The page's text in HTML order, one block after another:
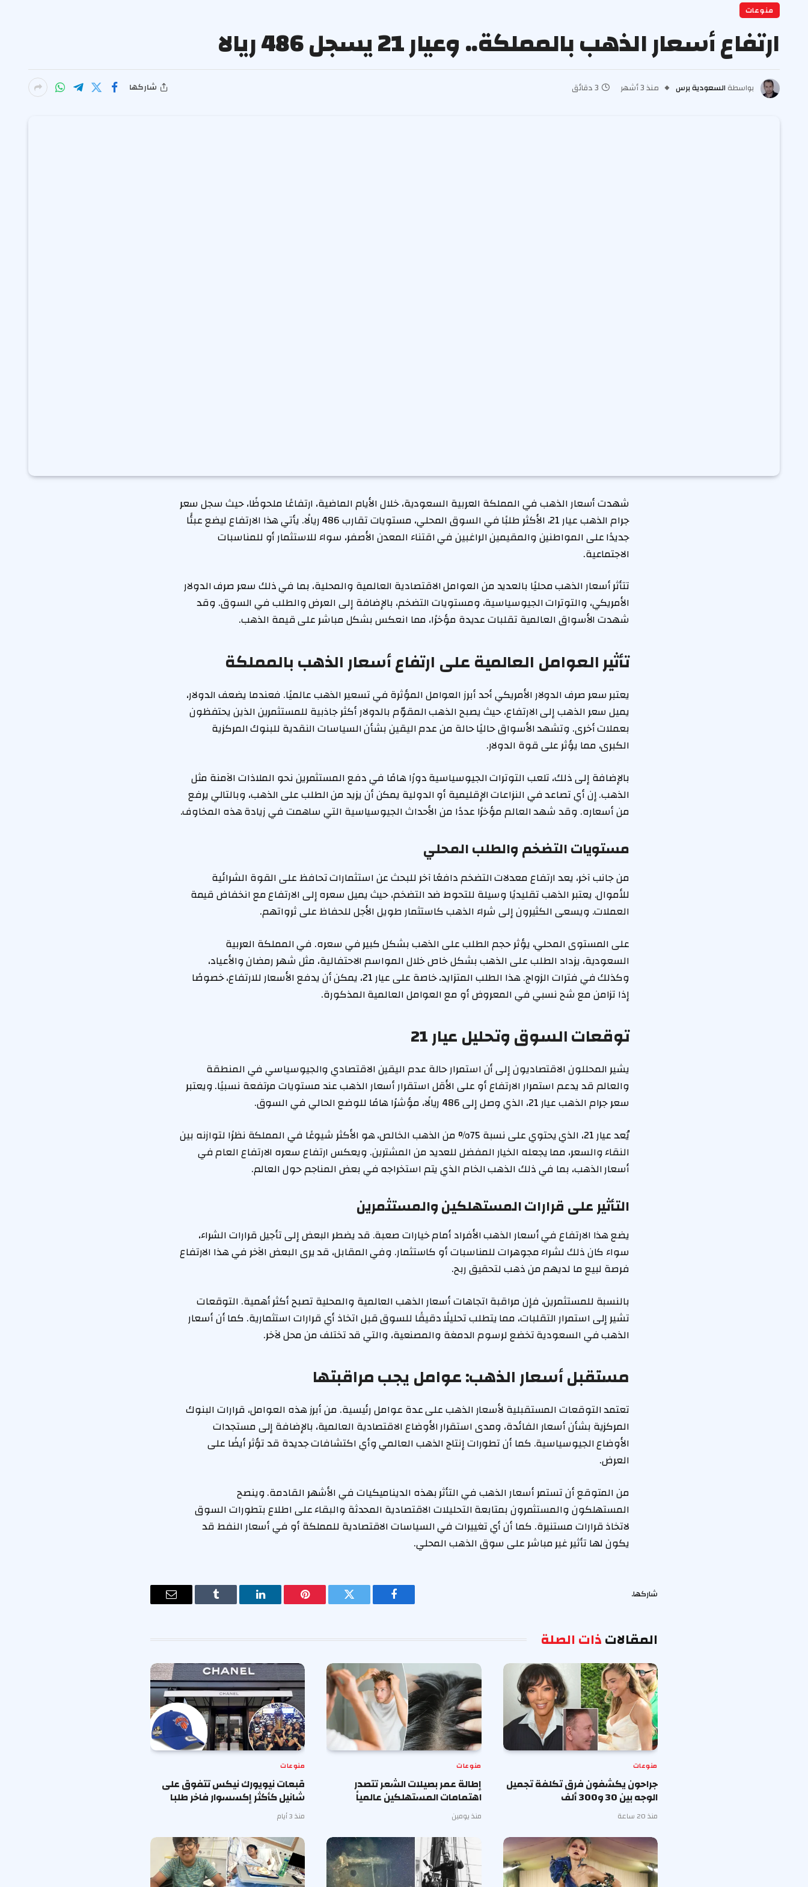
منوعات
ارتفاع أسعار الذهب بالمملكة.. وعيار 21 يسجل 486 ريالا
بواسطة السعودية برس منذ 3 أشهر 3 دقائق شاركها
شهدت أسعار الذهب في المملكة العربية السعودية، خلال الأيام الماضية، ارتفاعًا ملحوظًا، حيث سجل سعر
جرام الذهب عيار 21، الأكثر طلبًا في السوق المحلي، مستويات تقارب 486 ريالًا. يأتي هذا الارتفاع ليضع عبئًا
جديدًا على المواطنين والمقيمين الراغبين في اقتناء المعدن الأصفر، سواء للاستثمار أو للمناسبات
الاجتماعية.
تتأثر أسعار الذهب محليًا بالعديد من العوامل الاقتصادية العالمية والمحلية، بما في ذلك سعر صرف الدولار
الأمريكي، والتوترات الجيوسياسية، ومستويات التضخم، بالإضافة إلى العرض والطلب في السوق. وقد
شهدت الأسواق العالمية تقلبات عديدة مؤخرًا، مما انعكس بشكل مباشر على قيمة الذهب.
تأثير العوامل العالمية على ارتفاع أسعار الذهب بالمملكة
يعتبر سعر صرف الدولار الأمريكي أحد أبرز العوامل المؤثرة في تسعير الذهب عالميًا. فعندما يضعف الدولار،
يميل سعر الذهب إلى الارتفاع، حيث يصبح الذهب المقوّم بالدولار أكثر جاذبية للمستثمرين الذين يحتفظون
بعملات أخرى. وتشهد الأسواق حاليًا حالة من عدم اليقين بشأن السياسات النقدية للبنوك المركزية
الكبرى، مما يؤثر على قوة الدولار.
بالإضافة إلى ذلك، تلعب التوترات الجيوسياسية دورًا هامًا في دفع المستثمرين نحو الملاذات الآمنة مثل
الذهب. إن أي تصاعد في النزاعات الإقليمية أو الدولية يمكن أن يزيد من الطلب على الذهب، وبالتالي يرفع
من أسعاره. وقد شهد العالم مؤخرًا عددًا من الأحداث الجيوسياسية التي ساهمت في زيادة هذه المخاوف.
مستويات التضخم والطلب المحلي
من جانب آخر، يعد ارتفاع معدلات التضخم دافعًا آخر للبحث عن استثمارات تحافظ على القوة الشرائية
للأموال. يعتبر الذهب تقليديًا وسيلة للتحوط ضد التضخم، حيث يميل سعره إلى الارتفاع مع انخفاض قيمة
العملات. ويسعى الكثيرون إلى شراء الذهب كاستثمار طويل الأجل للحفاظ على ثرواتهم.
على المستوى المحلي، يؤثر حجم الطلب على الذهب بشكل كبير في سعره. في المملكة العربية
السعودية، يزداد الطلب على الذهب بشكل خاص خلال المواسم الاحتفالية، مثل شهر رمضان والأعياد،
وكذلك في فترات الزواج. هذا الطلب المتزايد، خاصة على عيار 21، يمكن أن يدفع الأسعار للارتفاع، خصوصًا
إذا تزامن مع شح نسبي في المعروض أو مع العوامل العالمية المذكورة.
توقعات السوق وتحليل عيار 21
يشير المحللون الاقتصاديون إلى أن استمرار حالة عدم اليقين الاقتصادي والجيوسياسي في المنطقة
والعالم قد يدعم استمرار الارتفاع أو على الأقل استقرار أسعار الذهب عند مستويات مرتفعة نسبيًا. ويعتبر
سعر جرام الذهب عيار 21، الذي وصل إلى 486 ريالًا، مؤشرًا هامًا للوضع الحالي في السوق.
يُعد عيار 21، الذي يحتوي على نسبة 75% من الذهب الخالص، هو الأكثر شيوعًا في المملكة نظرًا لتوازنه بين
النقاء والسعر، مما يجعله الخيار المفضل للعديد من المشترين. ويعكس ارتفاع سعره الارتفاع العام في
أسعار الذهب، بما في ذلك الذهب الخام الذي يتم استخراجه في بعض المناجم حول العالم.
التأثير على قرارات المستهلكين والمستثمرين
يضع هذا الارتفاع في أسعار الذهب الأفراد أمام خيارات صعبة. قد يضطر البعض إلى تأجيل قرارات الشراء،
سواء كان ذلك لشراء مجوهرات للمناسبات أو كاستثمار. وفي المقابل، قد يرى البعض الآخر في هذا الارتفاع
فرصة لبيع ما لديهم من ذهب لتحقيق ربح.
بالنسبة للمستثمرين، فإن مراقبة اتجاهات أسعار الذهب العالمية والمحلية تصبح أكثر أهمية. التوقعات
تشير إلى استمرار التقلبات، مما يتطلب تحليلًا دقيقًا للسوق قبل اتخاذ أي قرارات استثمارية. كما أن أسعار
الذهب في السعودية تخضع لرسوم الدمغة والمصنعية، والتي قد تختلف من محل لآخر.
مستقبل أسعار الذهب: عوامل يجب مراقبتها
تعتمد التوقعات المستقبلية لأسعار الذهب على عدة عوامل رئيسية. من أبرز هذه العوامل، قرارات البنوك
المركزية بشأن أسعار الفائدة، ومدى استقرار الأوضاع الاقتصادية العالمية، بالإضافة إلى مستجدات
الأوضاع الجيوسياسية. كما أن تطورات إنتاج الذهب العالمي وأي اكتشافات جديدة قد تؤثر أيضًا على
العرض.
من المتوقع أن تستمر أسعار الذهب في التأثر بهذه الديناميكيات في الأشهر القادمة. وينصح
المستهلكون والمستثمرون بمتابعة التحليلات الاقتصادية المحدثة والبقاء على اطلاع بتطورات السوق
لاتخاذ قرارات مستنيرة. كما أن أي تغييرات في السياسات الاقتصادية للمملكة أو في أسعار النفط قد
يكون لها تأثير غير مباشر على سوق الذهب المحلي.
شاركها.
فيسبوك تويتر بينتيريستلينكدإن Tumblr
البريد
المقالاتذات الصلة
منوعات
جراحون يكشفون فرق تكلفة تجميل
الوجه بين 30 و300 ألف
منذ 20 ساعة
منوعات
إطالة عمر بصيلات الشعر تتصدر
اهتمامات المستهلكين عالمياً
منذ يومين
منوعات
قبعات نيويورك نيكس تتفوق على
شانيل كأكثر إكسسوار فاخر طلبا
منذ 3 أيام